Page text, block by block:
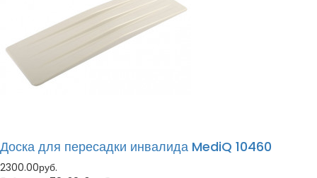
Доска для пересадки инвалида MediQ 10460
2300.00руб.